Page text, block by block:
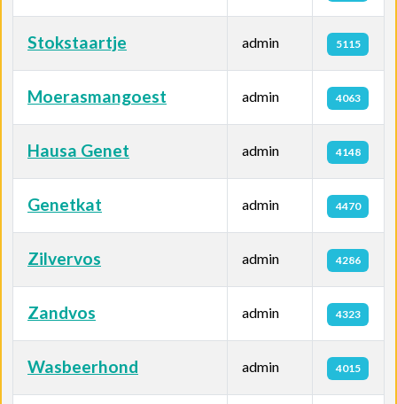
Stokstaartje admin 5115
Moerasmangoest admin 4063
Hausa Genet admin 4148
Genetkat admin 4470
Zilvervos admin 4286
Zandvos admin 4323
Wasbeerhond admin 4015